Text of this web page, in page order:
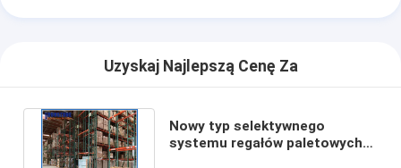
Uzyskaj Najlepszą Cenę Za
Nowy typ selektywnego
systemu regałów paletowych